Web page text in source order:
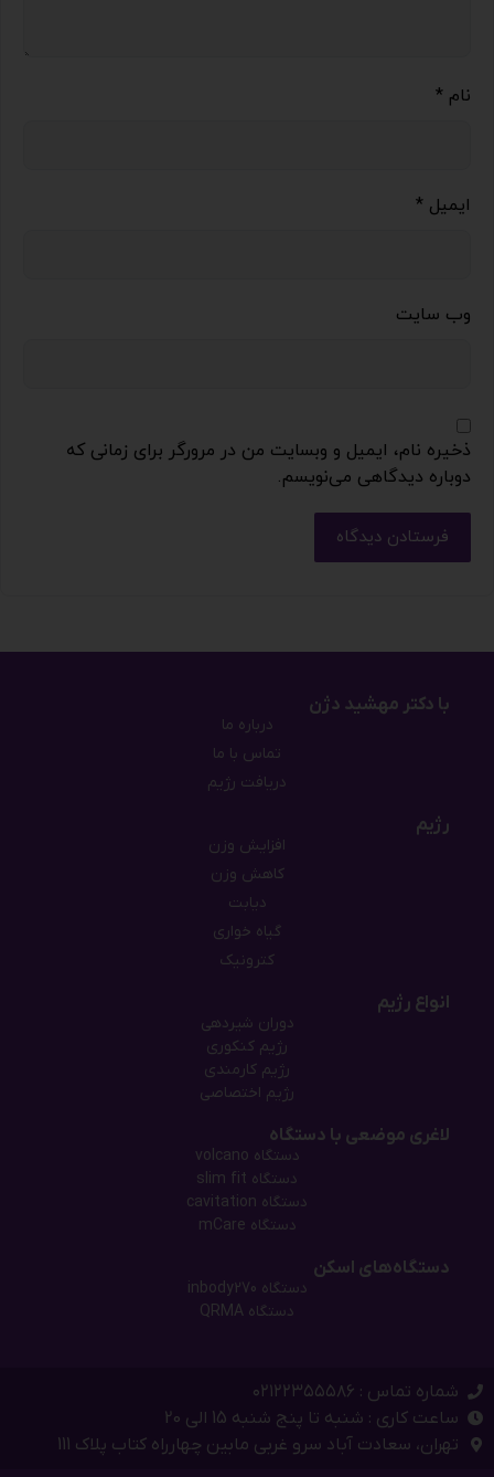
نام *
ایمیل *
وب‌ سایت
ذخیره نام، ایمیل و وبسایت من در مرورگر برای زمانی که
دوباره دیدگاهی می‌نویسم.
فرستادن دیدگاه
با دکتر مهشید دژن
درباره ما
تماس با ما
دریافت رژیم
رژیم
افزایش وزن
کاهش وزن
دیابت
گیاه خواری
کترونیک
انواع رژیم
دوران شیردهی
رژیم کنکوری
رژیم کارمندی
رژیم اختصاصی
لاغری موضعی با دستگاه
دستگاه‌ volcano
دستگاه‌ slim fit
دستگاه cavitation
دستگاه mCare
دستگاه‌های اسکن
دستگاه inbody270
دستگاه QRMA
شماره تماس : ۰۲۱۲۲۳۵۵۵۸۶
ساعت کاری : شنبه تا پنج شنبه 15 الی 20
تهران، سعادت آباد سرو غربی مابین چهارراه کتاب پلاک 111